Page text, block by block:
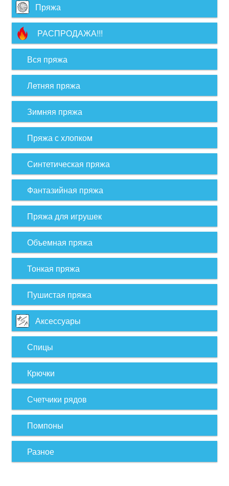
Пряжа
РАСПРОДАЖА!!!
Вся пряжа
Летняя пряжа
Зимняя пряжа
Пряжа с хлопком
Синтетическая пряжа
Фантазийная пряжа
Пряжа для игрушек
Объемная пряжа
Тонкая пряжа
Пушистая пряжа
Аксессуары
Спицы
Крючки
Счетчики рядов
Помпоны
Разное